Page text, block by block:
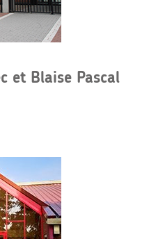
et Blaise Pascal